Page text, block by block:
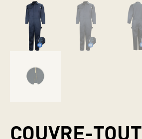
COUVRE-TOUT